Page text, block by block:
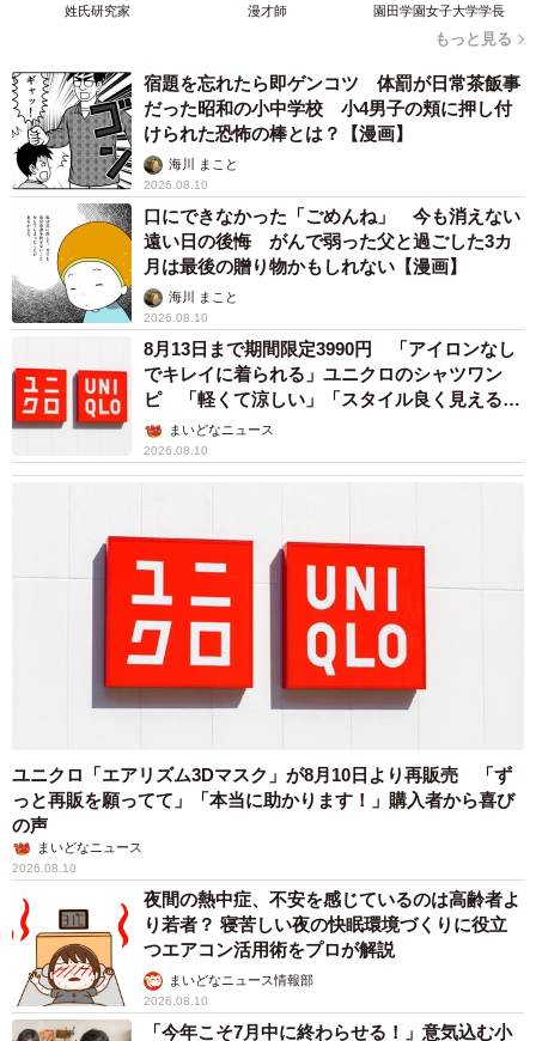
姓氏研究家 漫才師 園田学園女子大学学長
もっと見る
宿題を忘れたら即ゲンコツ 体罰が日常茶飯事
だった昭和の小中学校 小4男子の頬に押し付
けられた恐怖の棒とは？【漫画】
海川 まこと
2026.08.10
口にできなかった「ごめんね」 今も消えない
遠い日の後悔 がんで弱った父と過ごした3カ
月は最後の贈り物かもしれない【漫画】
海川 まこと
2026.08.10
8月13日まで期間限定3990円 「アイロンなし
でキレイに着られる」ユニクロのシャツワン
ピ 「軽くて涼しい」「スタイル良く見える」
の声まいどなニュース
2026.08.10
ユニクロ「エアリズム3Dマスク」が8月10日より再販売 「ず
っと再販を願ってて」「本当に助かります！」購入者から喜び
の声
まいどなニュース
2026.08.10
夜間の熱中症、不安を感じているのは高齢者よ
り若者？ 寝苦しい夜の快眠環境づくりに役立
つエアコン活用術をプロが解説
まいどなニュース情報部
2026.08.10
「今年こそ7月中に終わらせる！」意気込む小